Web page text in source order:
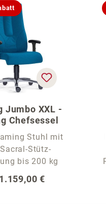
Jumbo XXL -
Chefsessel
Stuhl mit
Stütz-
Polsterung bis 200 kg
Preis:
1.159,00 €